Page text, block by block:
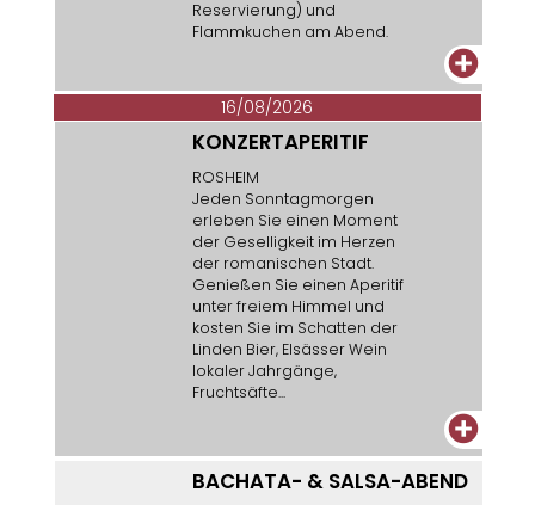
Reservierung) und
Flammkuchen am Abend.
+
16/08/2026
KONZERTAPERITIF
ROSHEIM
Jeden Sonntagmorgen
erleben Sie einen Moment
der Geselligkeit im Herzen
der romanischen Stadt.
Genießen Sie einen Aperitif
unter freiem Himmel und
kosten Sie im Schatten der
Linden Bier, Elsässer Wein
lokaler Jahrgänge,
Fruchtsäfte...
+
BACHATA- & SALSA-ABEND